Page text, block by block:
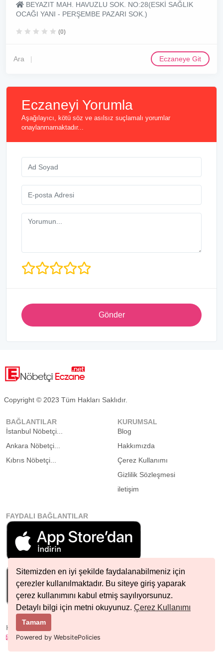
Sitemizden en iyi şekilde faydalanabilmeniz için
çerezler kullanılmaktadır. Bu siteye giriş yaparak
çerez kullanımını kabul etmiş sayılıyorsunuz.
Detaylı bilgi için metni okuyunuz. Çerez Kullanımı
Tamam
Powered by WebsitePolicies
BEYAZIT MAH. HAVUZLU SOK. NO:28(ESKİ SAĞLIK
OCAĞI YANI - PERŞEMBE PAZARI SOK.)
(0)
Ara Eczaneye Git
Eczaneyi Yorumla
Aşağılayıcı, kötü söz ve asılsız suçlamalı yorumlar
onaylanmamaktadır...
Gönder
Copyright © 2023 Tüm Hakları Saklıdır.
BAĞLANTILAR
İstanbul Nöbetçi...
Ankara Nöbetçi...
Kıbrıs Nöbetçi...
KURUMSAL
Blog
Hakkımızda
Çerez Kullanımı
Gizlilik Sözleşmesi
iletişim
FAYDALI BAĞLANTILAR
HIZLI İLETIŞIM
info@nobetcieczane.net